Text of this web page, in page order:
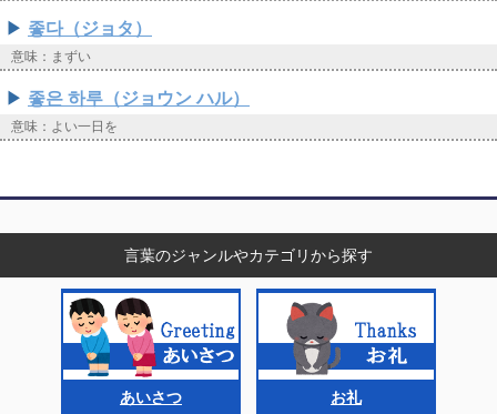
좋다（ジョタ）
意味：まずい
좋은 하루（ジョウン ハル）
意味：よい一日を
言葉のジャンルやカテゴリから探す
あいさつ お礼